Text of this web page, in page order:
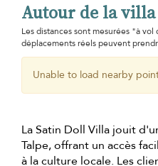
Autour de la villa
Les distances sont mesurées "à
déplacements réels peuvent
Unable to load nearby
La Satin Doll Villa jouit
Talpe, offrant un accès
à la culture locale. Les